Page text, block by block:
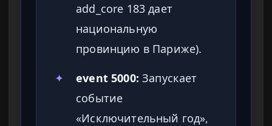
add_core 183 дает
национальную
провинцию в Париже).
✦
event 5000: Запускает
событие
«Исключительный год»,